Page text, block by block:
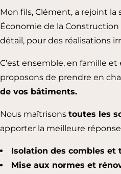
Mon fils, Clément, a rejoint
Économie de la
détail, pour des réalisations
C’est ensemble, en famille
proposons de prendre en
de vos bâtiments.
Nous maîtrisons toutes les
apporter la meilleure
Isolation des combles et
Mise aux normes et